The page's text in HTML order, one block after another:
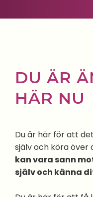
DU ÄR
HÄR NU
Du är här för att
själv och köra över
kan vara sann
själv och känna